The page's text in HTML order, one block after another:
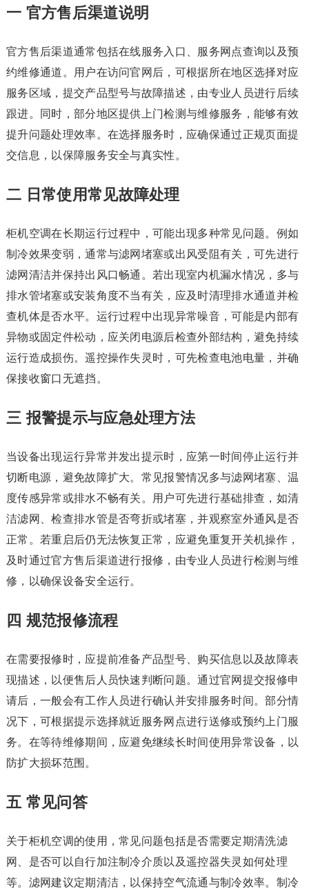
一 官方售后渠道说明
官方售后渠道通常包括在线服务入口、服务网点查询以及预
约维修通道。用户在访问官网后，可根据所在地区选择对应
服务区域，提交产品型号与故障描述，由专业人员进行后续
跟进。同时，部分地区提供上门检测与维修服务，能够有效
提升问题处理效率。在选择服务时，应确保通过正规页面提
交信息，以保障服务安全与真实性。
二 日常使用常见故障处理
柜机空调在长期运行过程中，可能出现多种常见问题。例如
制冷效果变弱，通常与滤网堵塞或出风受阻有关，可先进行
滤网清洁并保持出风口畅通。若出现室内机漏水情况，多与
排水管堵塞或安装角度不当有关，应及时清理排水通道并检
查机体是否水平。运行过程中出现异常噪音，可能是内部有
异物或固定件松动，应关闭电源后检查外部结构，避免持续
运行造成损伤。遥控操作失灵时，可先检查电池电量，并确
保接收窗口无遮挡。
三 报警提示与应急处理方法
当设备出现运行异常并发出提示时，应第一时间停止运行并
切断电源，避免故障扩大。常见报警情况多与滤网堵塞、温
度传感异常或排水不畅有关。用户可先进行基础排查，如清
洁滤网、检查排水管是否弯折或堵塞，并观察室外通风是否
正常。若重启后仍无法恢复正常，应避免重复开关机操作，
及时通过官方售后渠道进行报修，由专业人员进行检测与维
修，以确保设备安全运行。
四 规范报修流程
在需要报修时，应提前准备产品型号、购买信息以及故障表
现描述，以便售后人员快速判断问题。通过官网提交报修申
请后，一般会有工作人员进行确认并安排服务时间。部分情
况下，可根据提示选择就近服务网点进行送修或预约上门服
务。在等待维修期间，应避免继续长时间使用异常设备，以
防扩大损坏范围。
五 常见问答
关于柜机空调的使用，常见问题包括是否需要定期清洗滤
网、是否可以自行加注制冷介质以及遥控器失灵如何处理
等。滤网建议定期清洁，以保持空气流通与制冷效率。制冷